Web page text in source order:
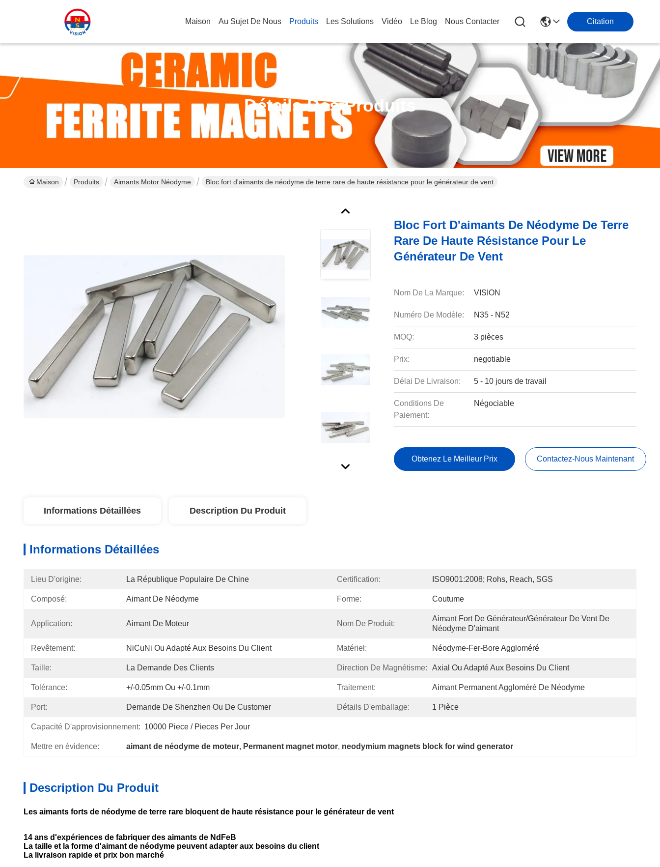
Maison Au Sujet De Nous Produits Les Solutions Vidéo Le Blog Nous Contacter Citation
Détails Des Produits
Maison Produits Aimants Motor Néodyme Bloc fort d'aimants de néodyme de terre rare de haute résistance pour le générateur de vent
Bloc Fort D'aimants De Néodyme De Terre
Rare De Haute Résistance Pour Le
Générateur De Vent
Nom De La Marque: VISION
Numéro De Modèle: N35 - N52
MOQ: 3 pièces
Prix: negotiable
Délai De Livraison: 5 - 10 jours de travail
Conditions De
Paiement:
Négociable
Obtenez Le Meilleur Prix Contactez-Nous Maintenant
Informations Détaillées Description Du Produit
Informations Détaillées
Lieu D'origine: La République Populaire De Chine Certification: ISO9001:2008; Rohs, Reach, SGS
Composé: Aimant De Néodyme Forme: Coutume
Application: Aimant De Moteur Nom De Produit:
Aimant Fort De Générateur/générateur De Vent De
Néodyme D'aimant
Revêtement: NiCuNi Ou Adapté Aux Besoins Du Client Matériel: Néodyme-Fer-Bore Aggloméré
Taille: La Demande Des Clients Direction De Magnétisme: Axial Ou Adapté Aux Besoins Du Client
Tolérance: +/-0.05mm Ou +/-0.1mm Traitement: Aimant Permanent Aggloméré De Néodyme
Port: Demande De Shenzhen Ou De Customer Détails D'emballage: 1 Pièce
Capacité D'approvisionnement: 10000 Piece / Pieces Per Jour
Mettre en évidence: aimant de néodyme de moteur, Permanent magnet motor, neodymium magnets block for wind generator
Description Du Produit
Les aimants forts de néodyme de terre rare bloquent de haute résistance pour le générateur de vent
14 ans d'expériences de fabriquer des aimants de NdFeB
La taille et la forme d'aimant de néodyme peuvent adapter aux besoins du client
La livraison rapide et prix bon marché